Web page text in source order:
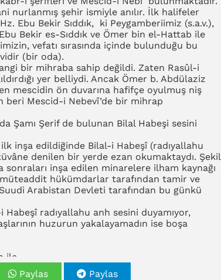
nurlanmış şehir ismiyle anılır. İlk halifeler
Ebu Bekir Sıddık, ki Peygamberiimiz (s.a.v.),
Bekir es-Sıddık ve Ömer bin el-Hattab ile
vefatı sırasında içinde bulunduğu bu
(bir oda).
bir mihraba sahip değildi. Zaten Rasûl-i
yer belliydi. Ancak Ömer b. Abdülaziz
mescidin ön duvarına hafifçe oyulmuş niş
Mescid-i Nebevî’de bir mihrap
Şamı Şerif de bulunan Bilal Habeşi sesini
inşa edildiğinde Bilal-i Habeşî (radıyallahu
denilen bir yerde ezan okumaktaydı. Şekil
inşa edilen minarelere ilham kaynağı
hükümdarlar tarafından tamir ve
Arabistan Devleti tarafından bu günkü
radıyallahu anh sesini duyamıyor,
huzurun yakalayamadın ise boşa
ile
Paylas Paylas